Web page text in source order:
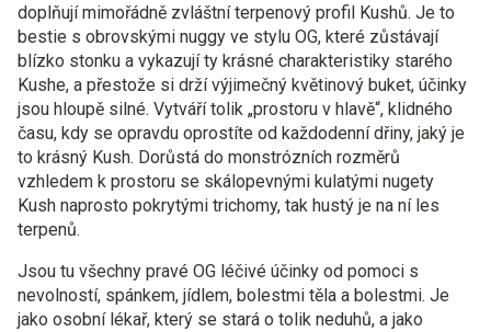
doplňují mimořádně zvláštní terpenový profil Kushů. Je to
bestie s obrovskými nuggy ve stylu OG, které zůstávají
blízko stonku a vykazují ty krásné charakteristiky starého
Kushe, a přestože si drží výjimečný květinový buket, účinky
jsou hloupě silné. Vytváří tolik „prostoru v hlavě“, klidného
času, kdy se opravdu oprostíte od každodenní dřiny, jaký je
to krásný Kush. Dorůstá do monstrózních rozměrů
vzhledem k prostoru se skálopevnými kulatými nugety
Kush naprosto pokrytými trichomy, tak hustý je na ní les
terpenů.
Jsou tu všechny pravé OG léčivé účinky od pomoci s
nevolností, spánkem, jídlem, bolestmi těla a bolestmi. Je
jako osobní lékař, který se stará o tolik neduhů, a jako